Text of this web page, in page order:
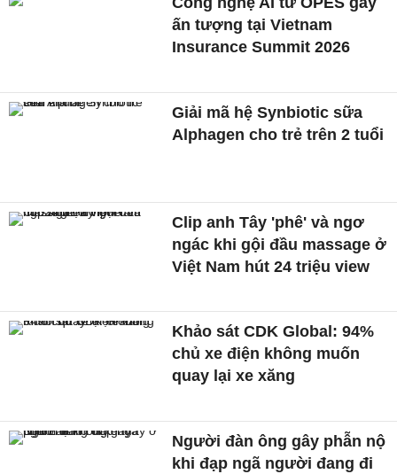
ấn tượng tại Vietnam
Insurance Summit 2026
Giải mã hệ Synbiotic sữa
Alphagen cho trẻ trên 2 tuổi
Clip anh Tây 'phê' và ngơ
ngác khi gội đầu massage ở
Việt Nam hút 24 triệu view
Khảo sát CDK Global: 94%
chủ xe điện không muốn
quay lại xe xăng
Người đàn ông gây phẫn nộ
khi đạp ngã người đang đi